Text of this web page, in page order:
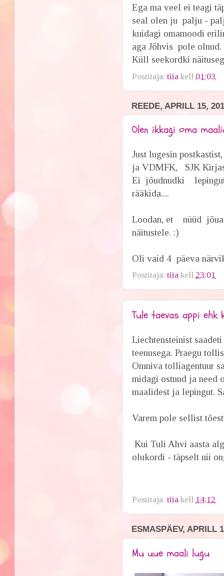
Ega ma veel ei teagi
seal olen ju palju -
kuidagi omamoodi
aga Jõhvis pole olnud.
Küll seekordki
Postitaja:tiia kell 01:03
REEDE, APRILL 15,
Olen ikkagi oma
Just lugesin
ja VDMFK, SJK
Ei jõudnudki lepingut
rääkida....
Loodan, et nüüd
näitustele. :)
Oli vaid 4 päeva
Postitaja:tiia kell 23:01
Tule taevas appi
Liechtensteinist
teenusega. Praegu
Omniva tolliagentuur
midagi ostnud ja need
maalidest ja lepingut.
Varem pole sellist
Kui Tuli Ahvi aasta
olukordi - täpselt nii
Postitaja:tiia kell 14:12
ESMASPÄEV, APRILL
Mu uue maali lugu